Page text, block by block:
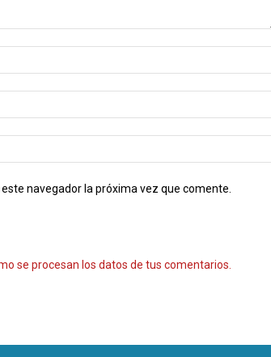
navegador la próxima vez que comente.
se procesan los datos de tus comentarios.